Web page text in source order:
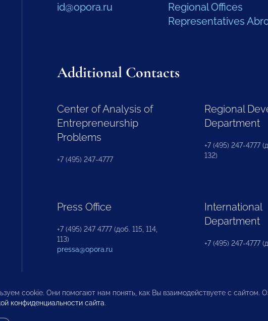
id@opora.ru
Regional Offices
Representatives
Additional Contacts
Center of Analysis of
Entrepreneurship
Problems
+7 (495) 247-4777
Regional
Department
+7 (495) 247-4777
132)
Press Office
+7 (495) 247 4777 (доб. 115, 114,
113)
pressa@opora.ru
International
Department
+7 (495) 247-4777
cookie. Они помогают нам понять, как Вы взаимодействуете с сайтом.
конфиденциальности сайта.